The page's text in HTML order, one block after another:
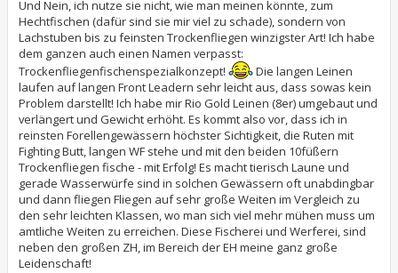
Und Nein, ich nutze sie nicht, wie man meinen könnte, zum
Hechtfischen (dafür sind sie mir viel zu schade), sondern von
Lachstuben bis zu feinsten Trockenfliegen winzigster Art! Ich habe
dem ganzen auch einen Namen verpasst:
Trockenfliegenfischenspezialkonzept!
Die langen Leinen
laufen auf langen Front Leadern sehr leicht aus, dass sowas kein
Problem darstellt! Ich habe mir Rio Gold Leinen (8er) umgebaut und
verlängert und Gewicht erhöht. Es kommt also vor, dass ich in
reinsten Forellengewässern höchster Sichtigkeit, die Ruten mit
Fighting Butt, langen WF stehe und mit den beiden 10füßern
Trockenfliegen fische - mit Erfolg! Es macht tierisch Laune und
gerade Wasserwürfe sind in solchen Gewässern oft unabdingbar
und dann fliegen Fliegen auf sehr große Weiten im Vergleich zu
den sehr leichten Klassen, wo man sich viel mehr mühen muss um
amtliche Weiten zu erreichen. Diese Fischerei und Werferei, sind
neben den großen ZH, im Bereich der EH meine ganz große
Leidenschaft!